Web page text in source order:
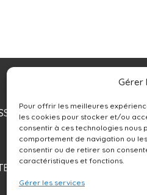
Gérer
Pour offrir les meilleures
les cookies pour stocker et/ou
consentir à ces technologies
comportement de navigation ou
consentir ou de retirer son
caractéristiques et fonctions.
Gérer les services